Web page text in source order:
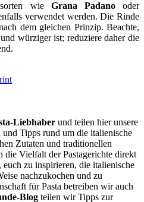
wie Grana Padanooder
verwendet werden. Die Rinde
dem gleichen Prinzip. Beachte,
würziger ist; reduziere daher die
Liebhaber und teilen hier unsere
Tipps rund um die italienische
Zutaten und traditionellen
die Vielfalt der Pastagerichte direkt
zu inspirieren, die italienische
nachzukochen und zu
für Pasta betreiben wir auch
Blog teilen wir Tipps zur